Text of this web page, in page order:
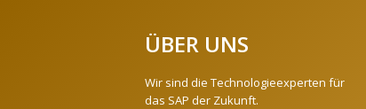
ÜBER UNS
Wir sind die Technologieexperten für
das SAP der Zukunft.